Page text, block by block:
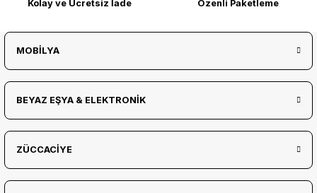
Kolay ve Ücretsiz İade Özenli Paketleme
MOBİLYA
BEYAZ EŞYA & ELEKTRONİK
ZÜCCACİYE